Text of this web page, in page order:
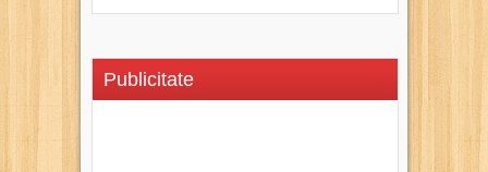
Publicitate